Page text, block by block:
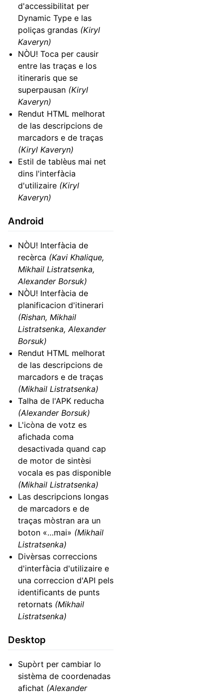
d'accessibilitat per
Dynamic Type e las
poliças grandas (Kiryl
Kaveryn)
NÒU! Toca per causir
entre las traças e los
itineraris que se
superpausan (Kiryl
Kaveryn)
Rendut HTML melhorat
de las descripcions de
marcadors e de traças
(Kiryl Kaveryn)
Estil de tablèus mai net
dins l'interfàcia
d'utilizaire (Kiryl
Kaveryn)
Android
NÒU! Interfàcia de
recèrca (Kavi Khalique,
Mikhail Listratsenka,
Alexander Borsuk)
NÒU! Interfàcia de
planificacion d'itinerari
(Rishan, Mikhail
Listratsenka, Alexander
Borsuk)
Rendut HTML melhorat
de las descripcions de
marcadors e de traças
(Mikhail Listratsenka)
Talha de l'APK reducha
(Alexander Borsuk)
L'icòna de votz es
afichada coma
desactivada quand cap
de motor de sintèsi
vocala es pas disponible
(Mikhail Listratsenka)
Las descripcions longas
de marcadors e de
traças mòstran ara un
boton «…mai» (Mikhail
Listratsenka)
Divèrsas correccions
d'interfàcia d'utilizaire e
una correccion d'API pels
identificants de punts
retornats (Mikhail
Listratsenka)
Desktop
Supòrt per cambiar lo
sistèma de coordenadas
afichat (Alexander